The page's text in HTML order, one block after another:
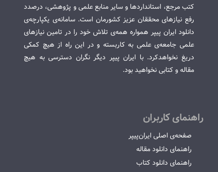
کتب مرجع، استانداردها و سایر منابع علمی و پژوهشی، درصدد
رفع نیازهای محققان عزیز کشورمان است. سامانه‌ی یکپارچه‌ی
دانلود ایران پیپر همواره همه‌ی تلاش خود را در تامین نیازهای
علمی جامعه‌ی علمی به کاربسته و در این راه از هیچ کمکی
دریغ نخواهدکرد. با ایران پیپر دیگر نگران دسترسی به هیچ
مقاله و کتابی نخواهید بود.
راهنمای کاربران
صفحه‌ی اصلی ایران‌پیپر
راهنمای دانلود مقاله
راهنمای دانلود کتاب